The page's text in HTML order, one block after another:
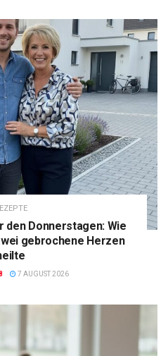
den Donnerstagen: Wie
gebrochene Herzen
7 AUGUST 2026